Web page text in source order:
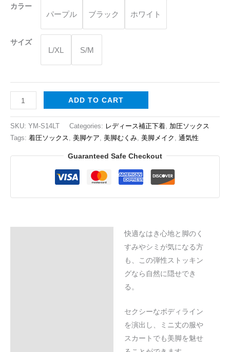
カラー
パープル ブラック ホワイト
サイズ
L/XL S/M
解
兼
quantity
ADD TO CART
SKU: YM-S14LT Categories: レディース補正下着
加圧ソックス
Tags: 着圧ソックス 美脚ケア 美脚むくみ 美脚メイク 通気性
Guaranteed Safe Checkout
快適なはき心地と脚のく
すみやシミが気になる方
も、この弾性ストッキン
グなら自然に隠せでき
る。
セクシーなボディライン
を演出し、ミニ丈の服や
スカートでも美脚を魅せ